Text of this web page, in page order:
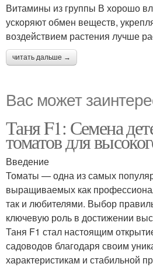
Витамины из группы В хорошо
ускоряют обмен веществ,
воздействием растения лучше
читать дальше →
Вас может
Таня F1: Семена
томатов для
Введение
Томаты — одна из самых
выращиваемых как
так и любителями. Выбор
ключевую роль в достижении
Таня F1 стал настоящим
садоводов благодаря своим
характеристикам и стабильной